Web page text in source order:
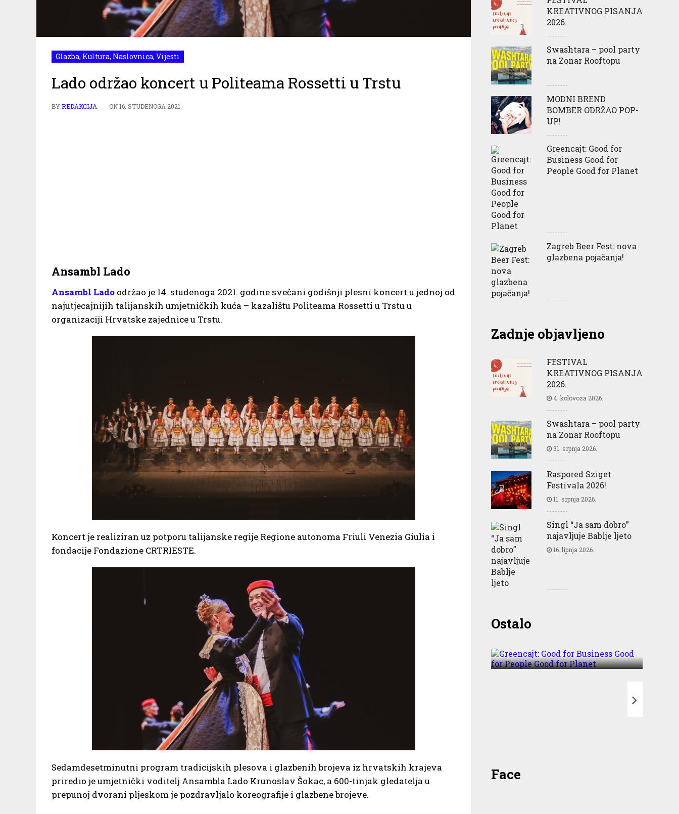
Glazba, Kultura, Naslovnica, Vijesti
Lado održao koncert u Politeama Rossetti u Trstu
BYREDAKCIJA ON16. STUDENOGA 2021.
Ansambl Lado
Ansambl Lado održao je 14. studenoga 2021. godine svečani godišnji plesni koncert u jednoj od
najutjecajnijih talijanskih umjetničkih kuća – kazalištu Politeama Rossetti u Trstu u
organizaciji Hrvatske zajednice u Trstu.
Koncert je realiziran uz potporu talijanske regije Regione autonoma Friuli Venezia Giulia i
fondacije Fondazione CRTRIESTE.
Sedamdesetminutni program tradicijskih plesova i glazbenih brojeva iz hrvatskih krajeva
priredio je umjetnički voditelj Ansambla Lado Krunoslav Šokac, a 600-tinjak gledatelja u
prepunoj dvorani pljeskom je pozdravljalo koreografije i glazbene brojeve.
KREATIVNOG PISANJA
2026.
Swashtara – pool party
na Zonar Rooftopu
MODNI BREND
BOMBER ODRŽAO POP-
UP!
Greencajt: Good for
Business Good for
People Good for Planet
Zagreb Beer Fest: nova
glazbena pojačanja!
Zadnje objavljeno
FESTIVAL
KREATIVNOG PISANJA
2026.
4. kolovoza 2026.
Swashtara – pool party
na Zonar Rooftopu
31. srpnja 2026.
Raspored Sziget
Festivala 2026!
11. srpnja 2026.
Singl “Ja sam dobro”
najavljuje Bablje ljeto
16. lipnja 2026.
OstaloGreencajt: Good for
Business Good for People
Face